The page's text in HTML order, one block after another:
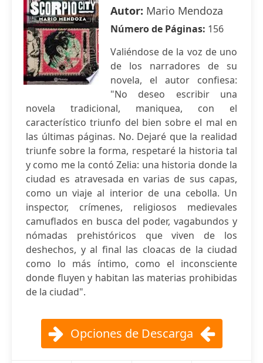
Autor: Mario Mendoza
Número de Páginas: 156
Valiéndose de la voz de uno
de los narradores de su
novela, el autor confiesa:
"No deseo escribir una
novela tradicional, maniquea, con el
característico triunfo del bien sobre el mal en
las últimas páginas. No. Dejaré que la realidad
triunfe sobre la forma, respetaré la historia tal
y como me la contó Zelia: una historia donde la
ciudad es atravesada en varias de sus capas,
como un viaje al interior de una cebolla. Un
inspector, crímenes, religiosos medievales
camuflados en busca del poder, vagabundos y
nómadas prehistóricos que viven de los
deshechos, y al final las cloacas de la ciudad
como lo más íntimo, como el inconsciente
donde fluyen y habitan las materias prohibidas
de la ciudad".
Opciones de Descarga